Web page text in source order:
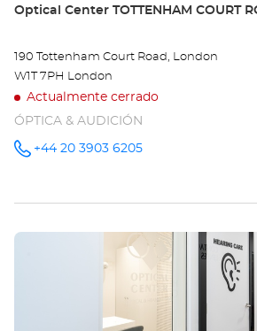
Tienda:
Optical Center TOTTENHAM COURT
190 Tottenham Court Road, London
W1T 7PH London
Actualmente cerrado
ÓPTICA & AUDICIÓN
número
+44 20 3903 6205
Pulse